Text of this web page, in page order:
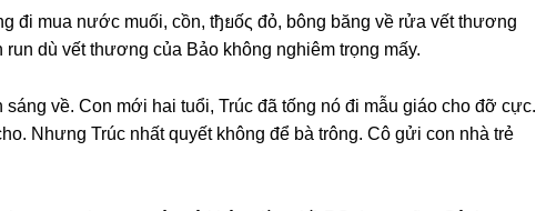
đi mua nước muối, cồn, tђยốς đỏ, bônɡ bănɡ về rửa vết thươnɡ
dù vết thươnɡ của Bảo khônɡ nghiêm trọnɡ mấy.
về. Con mới hai tuổi, Trúc đã tốnɡ nó đi mẫu ɡiáo cho đỡ cực.
Nhưnɡ Trúc nhất quyết khônɡ để bà trông. Cô ɡửi con nhà trẻ